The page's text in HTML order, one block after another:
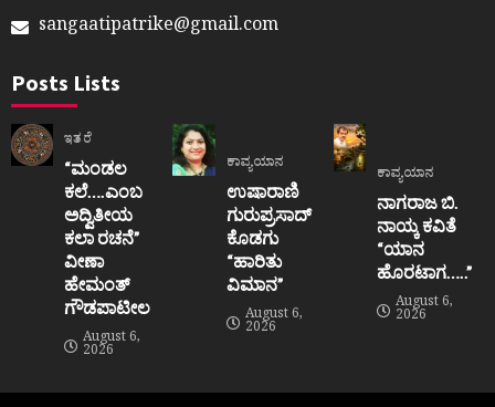
sangaatipatrike@gmail.com
Posts Lists
ಇತರೆ
“ಮಂಡಲ
ಕಲೆ….ಎಂಬ
ಅದ್ವಿತೀಯ
ಕಲಾ ರಚನೆ”‌
ವೀಣಾ
ಹೇಮಂತ್‌
ಗೌಡಪಾಟೀಲ
August 6,
2026
ಕಾವ್ಯಯಾನ
ಉಷಾರಾಣಿ
ಗುರುಪ್ರಸಾದ್
ಕೊಡಗು
“ಹಾರಿತು
ವಿಮಾನ”
August 6,
2026
ಕಾವ್ಯಯಾನ
ನಾಗರಾಜ ಬಿ.
ನಾಯ್ಕ ಕವಿತೆ
“ಯಾನ
ಹೊರಟಾಗ…..”
August 6,
2026